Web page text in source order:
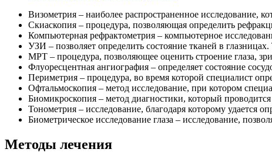
Визометрия – наиболее распространенное исследование,
Скиаскопия – процедура, позволяющая определить
Компьютерная рефрактометрия – компьютерное
УЗИ – позволяет определить состояние тканей в
МРТ – процедура, позволяющее оценить строение глаза,
Флуоресцентная ангиография – определяет состояние
Периметрия – процедура, во время которой специалист
Офтальмоскопия – метод исследование, при котором
Биомикроскопия – метод диагностики, который
Тонометрия – исследование, благодаря которому удается
Биометрическое исследование глаза – исследование,
Методы лечения